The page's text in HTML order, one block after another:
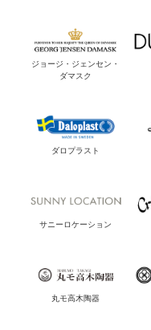
ジョージ・ジェンセン・
ダマスク
ダロプラスト
サニーロケーション
丸モ高木陶器